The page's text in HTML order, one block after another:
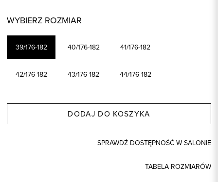
WYBIERZ ROZMIAR
39/176-182 40/176-182 41/176-182
42/176-182 43/176-182 44/176-182
DODAJ DO KOSZYKA
SPRAWDŹ DOSTĘPNOŚĆ W SALONIE
TABELA ROZMIARÓW